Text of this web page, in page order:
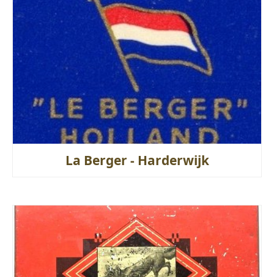
La Berger - Harderwijk